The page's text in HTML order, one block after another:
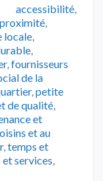
Tags
accessibilité,
,
locale,
,
,fournisseurs
de la
,petite
de qualité,
et
et au
,temps et
services,